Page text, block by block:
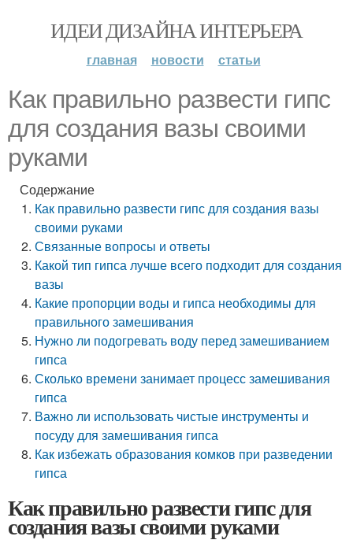
ИДЕИ ДИЗАЙНА ИНТЕРЬЕРА
главная новости статьи
Как правильно развести гипс
для создания вазы своими
руками
Содержание
Как правильно развести гипс для создания вазы
своими руками
Связанные вопросы и ответы
Какой тип гипса лучше всего подходит для создания
вазы
Какие пропорции воды и гипса необходимы для
правильного замешивания
Нужно ли подогревать воду перед замешиванием
гипса
Сколько времени занимает процесс замешивания
гипса
Важно ли использовать чистые инструменты и
посуду для замешивания гипса
Как избежать образования комков при разведении
гипса
Как правильно развести гипс для
создания вазы своими руками